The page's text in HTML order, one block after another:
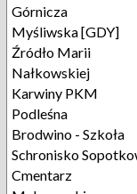
Górnicza
Myśliwska [GDY]
Źródło Marii
Nałkowskiej
Karwiny PKM
Podleśna
Brodwino - Szkoła
Schronisko
Cmentarz